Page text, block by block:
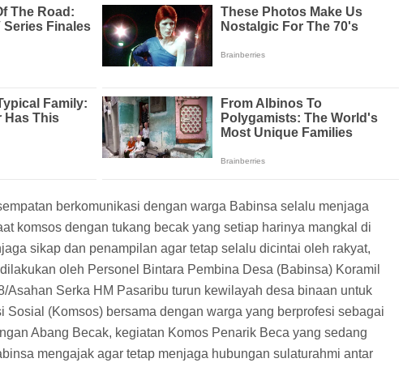
berkomunikasi dengan warga Babinsa selalu menjaga
komsos dengan tukang becak yang setiap harinya mangkal di
sikap dan penampilan agar tetap selalu dicintai oleh rakyat,
oleh Personel Bintara Pembina Desa (Babinsa) Koramil
Asahan Serka HM Pasaribu turun kewilayah desa binaan untuk
Sosial (Komsos) bersama dengan warga yang berprofesi sebagai
Abang Becak, kegiatan Komos Penarik Beca yang sedang
mengajak agar tetap menjaga hubungan sulaturahmi antar